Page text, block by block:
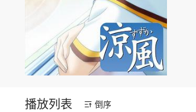
播放列表 倒序